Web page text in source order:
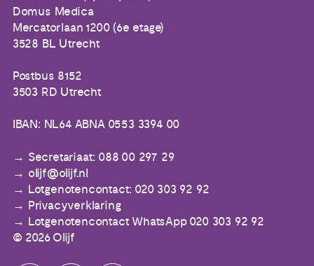
Domus Medica
Mercatorlaan 1200 (6e etage)
3528 BL Utrecht
Postbus 8152
3503 RD Utrecht
IBAN: NL64 ABNA 0553 3394 00
Secretariaat: 088 00 297 29
olijf@olijf.nl
Lotgenotencontact: 020 303 92 92
Privacyverklaring
Lotgenotencontact WhatsApp 020 303 92 92
© 2026 Olijf